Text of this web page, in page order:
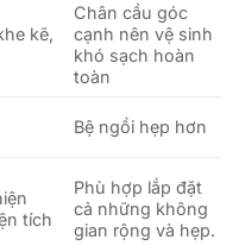
kẽ,
Chân cầu góc
cạnh nên vệ sinh
khó sạch hoàn
toàn
Bệ ngồi hẹp hơn
tích
Phù hợp lắp đặt
cả những không
gian rộng và hẹp.